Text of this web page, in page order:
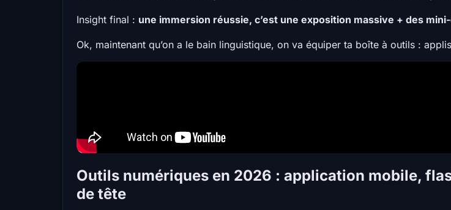
Insight final : une immersion réussie, c’est une exposition massive + des
Ok, maintenant qu’on a le bain linguistique, on va équiper ta boîte à outils :
Outils numériques en 2026 : application mobile,
de tête